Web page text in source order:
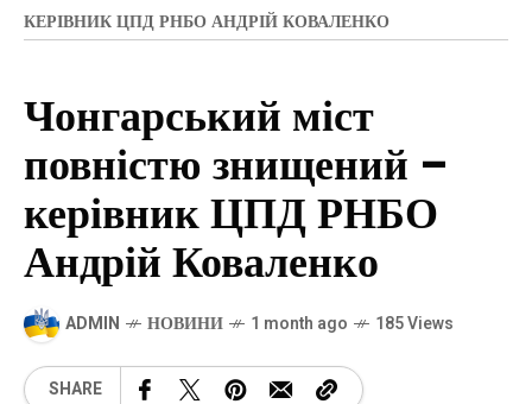
КЕРІВНИК ЦПД РНБО АНДРІЙ КОВАЛЕНКО
Чонгарський міст
повністю знищений –
керівник ЦПД РНБО
Андрій Коваленко
ADMIN НОВИНИ 1 month ago 185 Views
SHARE